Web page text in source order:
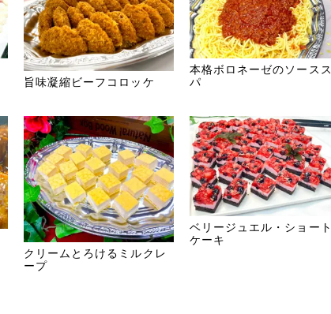
旨味凝縮ビーフコロッケ
本格ボロネーゼのソースス
パ
クリームとろけるミルクレ
ープ
ベリージュエル・ショート
ケーキ